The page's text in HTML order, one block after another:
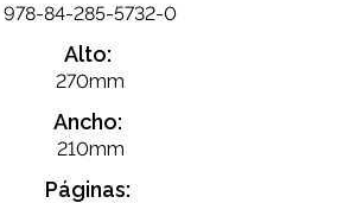
978-84-285-5732-0
Alto:
270mm
Ancho:
210mm
Páginas: